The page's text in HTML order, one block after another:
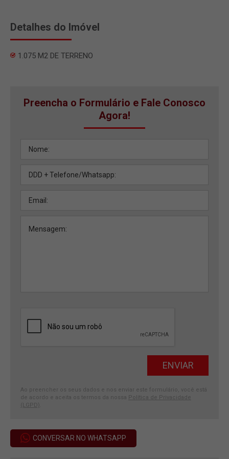
Detalhes do Imóvel
1.075 M2 DE TERRENO
Preencha o Formulário e Fale Conosco
Agora!
Ao preencher os seus dados e nos enviar este formulário, você está
de acordo e aceita os termos da nossa Política de Privacidade
(LGPD)
CONVERSAR NO WHATSAPP